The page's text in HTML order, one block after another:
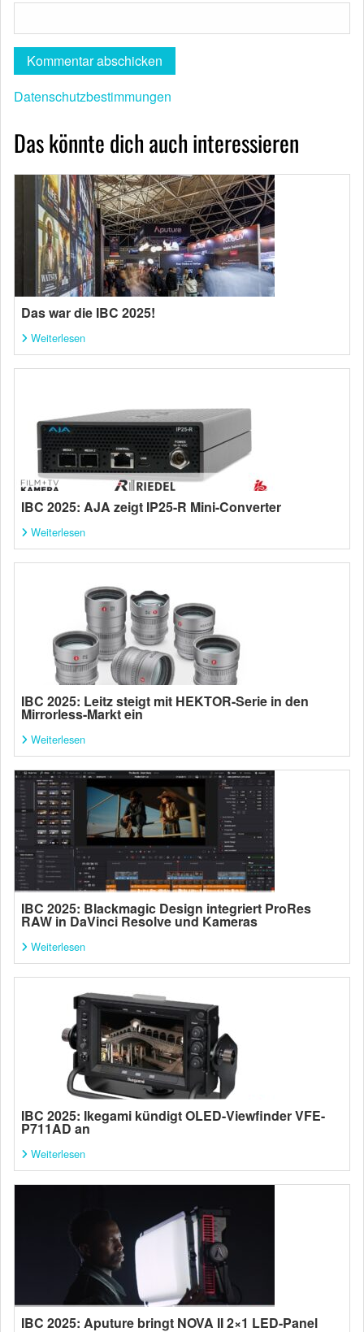
Datenschutzbestimmungen
Das könnte dich auch interessieren
Das war die IBC 2025!
Weiterlesen
IBC 2025: AJA zeigt IP25-R Mini-Converter
Weiterlesen
IBC 2025: Leitz steigt mit HEKTOR-Serie in den
Mirrorless-Markt ein
Weiterlesen
IBC 2025: Blackmagic Design integriert ProRes
RAW in DaVinci Resolve und Kameras
Weiterlesen
IBC 2025: Ikegami kündigt OLED-Viewfinder VFE-
P711AD an
Weiterlesen
IBC 2025: Aputure bringt NOVA II 2×1 LED-Panel